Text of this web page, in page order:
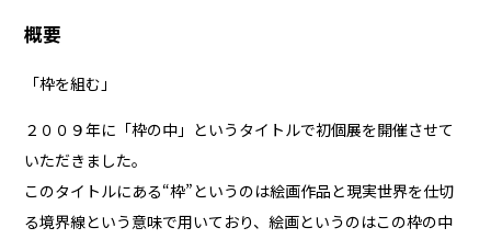
概要
「枠を組む」
２００９年に「枠の中」というタイトルで初個展を開催させて
いただきました。
このタイトルにある“枠”というのは絵画作品と現実世界を仕切
る境界線という意味で用いており、絵画というのはこの枠の中